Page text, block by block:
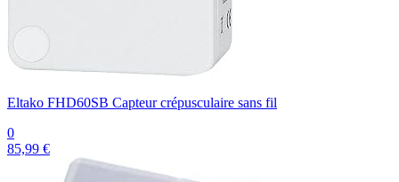
Eltako FHD60SB Capteur crépusculaire sans fil
0
85,99 €